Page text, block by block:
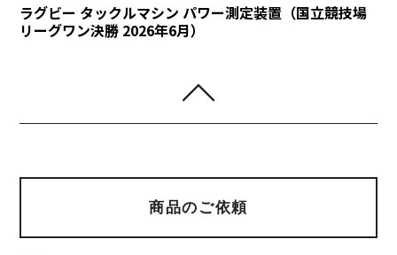
ラグビー タックルマシン パワー測定装置（国立競技場
リーグワン決勝 2026年6月）
商品のご依頼